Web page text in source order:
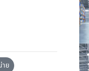
ย